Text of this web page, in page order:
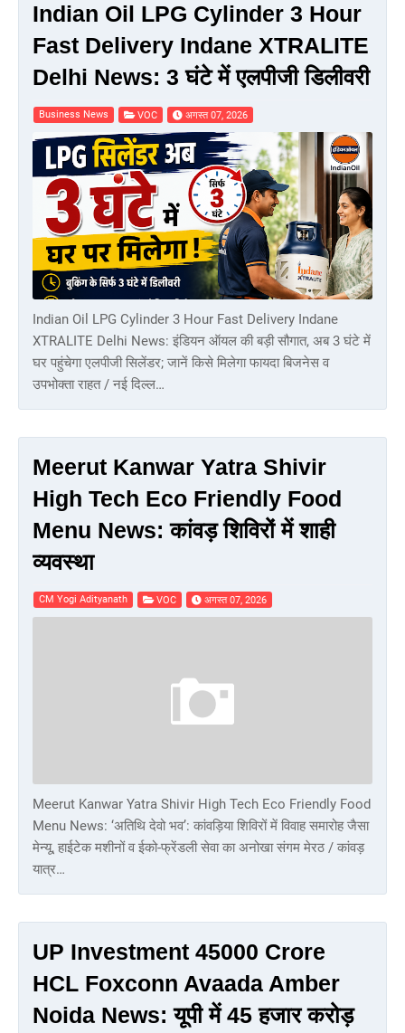
Indian Oil LPG Cylinder 3 Hour
Fast Delivery Indane XTRALITE
Delhi News: 3 घंटे में एलपीजी डिलीवरी
Business News VOC अगस्त 07, 2026
Indian Oil LPG Cylinder 3 Hour Fast Delivery Indane
XTRALITE Delhi News: इंडियन ऑयल की बड़ी सौगात, अब 3 घंटे में
घर पहुंचेगा एलपीजी सिलेंडर; जानें किसे मिलेगा फायदा बिजनेस व
उपभोक्ता राहत / नई दिल्ल…
Meerut Kanwar Yatra Shivir
High Tech Eco Friendly Food
Menu News: कांवड़ शिविरों में शाही
व्यवस्था
CM Yogi Adityanath VOC अगस्त 07, 2026
Meerut Kanwar Yatra Shivir High Tech Eco Friendly Food
Menu News: ‘अतिथि देवो भव’: कांवड़िया शिविरों में विवाह समारोह जैसा
मेन्यू, हाईटेक मशीनों व ईको-फ्रेंडली सेवा का अनोखा संगम मेरठ / कांवड़
यात्र…
UP Investment 45000 Crore
HCL Foxconn Avaada Amber
Noida News: यूपी में 45 हजार करोड़